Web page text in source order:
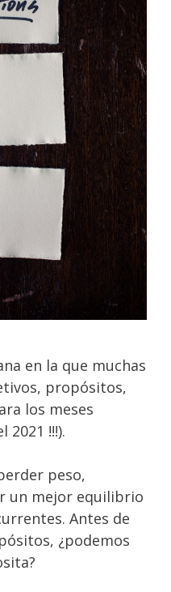
en la que muchas
propósitos,
los meses
2021 !!!).
peso,
un mejor equilibrio
Antes de
¿podemos